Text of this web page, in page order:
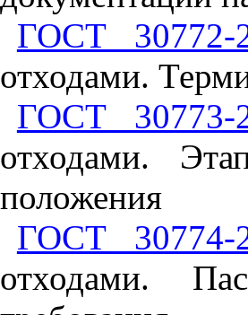
ГОСТ 30772-
отходами.
ГОСТ 30773-
отходами.
положения
ГОСТ 30774-
отходами.